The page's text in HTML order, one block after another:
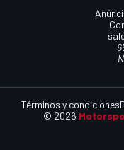
© 2026
Términos y condiciones